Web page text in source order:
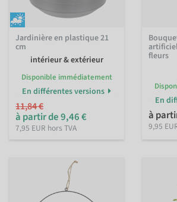
Jardinière en plastique 21
cm
intérieur & extérieur
Disponible immédiatement
En différentes versions
11,84 €
à partir de 9,46 €
7,95 EUR hors TVA
fleurs
En
à
9,95